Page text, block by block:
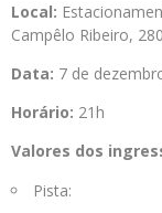
Local:
Campêlo Ribeiro,
Data: 7 de
Horário: 21h
Valores dos
Pista: